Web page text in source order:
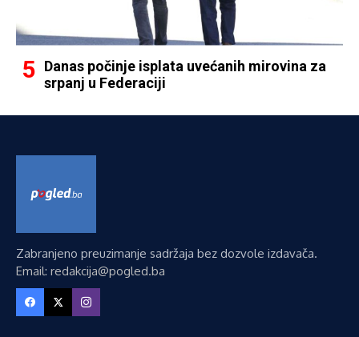
Danas počinje isplata uvećanih mirovina za
srpanj u Federaciji
Zabranjeno preuzimanje sadržaja bez dozvole izdavača.
Email: redakcija@pogled.ba